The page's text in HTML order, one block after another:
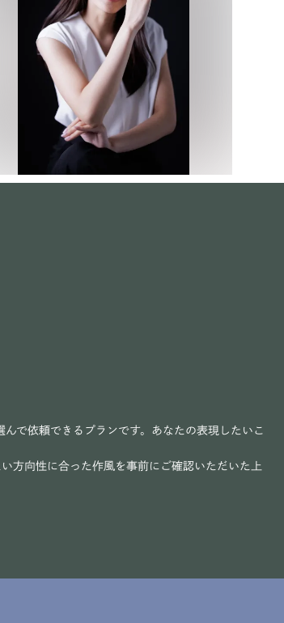
で依頼できるプランです。あなたの表現したいこ
方向性に合った作風を事前にご確認いただいた上